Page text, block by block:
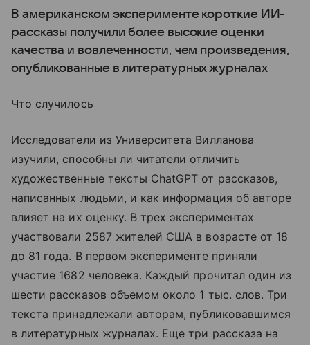
В американском эксперименте короткие ИИ-
рассказы получили более высокие оценки
качества и вовлеченности, чем произведения,
опубликованные в литературных журналах
Что случилось
Исследователи из Университета Вилланова
изучили, способны ли читатели отличить
художественные тексты ChatGPT от рассказов,
написанных людьми, и как информация об авторе
влияет на их оценку. В трех экспериментах
участвовали 2587 жителей США в возрасте от 18
до 81 года. В первом эксперименте приняли
участие 1682 человека. Каждый прочитал один из
шести рассказов объемом около 1 тыс. слов. Три
текста принадлежали авторам, публиковавшимся
в литературных журналах. Еще три рассказа на